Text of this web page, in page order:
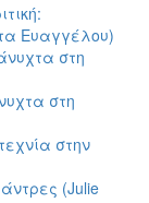
Ευαγγέλου)
στη
στη
στην
άντρες (Julie